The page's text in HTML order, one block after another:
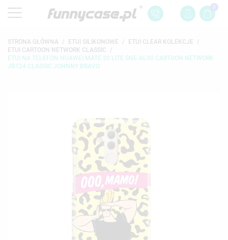
0
STRONA GŁÓWNA ETUI SILIKONOWE
ETUI CLEAR KOLEKCJE
ETUI CARTOON NETWORK CLASSIC
ETUI NA TELEFON HUAWEI MATE 20 LITE SNE-AL00 CARTOON NETWORK
JB124 CLASSIC JOHNNY BRAVO